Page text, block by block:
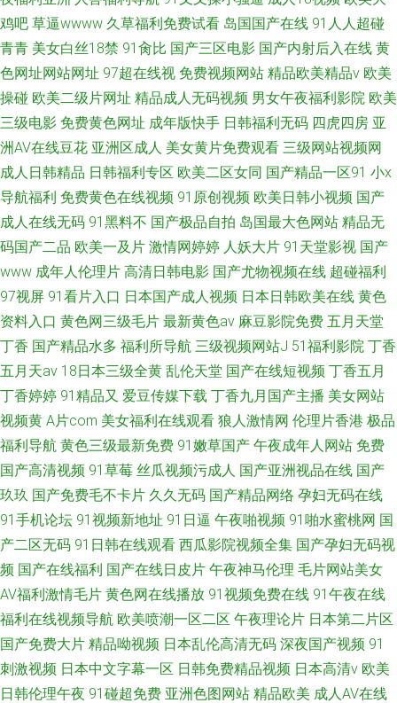
鸡吧 草逼wwww 久草福利免费试看 岛国国产在线 91人人超碰
青青 美女白丝18禁 91肏比 国产三区电影 国产内射后入在线 黄
色网址网站网址 97超在线视 免费视频网站 精品欧美精品v 欧美
操碰 欧美二级片网址 精品成人无码视频 男女午夜福利影院 欧美
三级电影 免费黄色网址 成年版快手 日韩福利无码 四虎四房 亚
洲AV在线豆花 亚洲区成人 美女黄片免费观看 三级网站视频网
成人日韩精品 日韩福利专区 欧美二区女同 国产精品一区91 小x
导航福利 免费黄色在线视频 91原创视频 欧美日韩小视频 国产
成人在线无码 91黑料不 国产极品自拍 岛国最大色网站 精品无
码国产二品 欧美一及片 激情网婷婷 人妖大片 91天堂影视 国产
www 成年人伦理片 高清日韩电影 国产尤物视频在线 超碰福利
97视屏 91看片入口 日本国产成人视频 日本日韩欧美在线 黄色
资料入口 黄色网三级毛片 最新黄色av 麻豆影院免费 五月天堂
丁香 国产精品水多 福利所导航 三级视频网站J 51福利影院 丁香
五月天av 18日本三级全黄 乱伦天堂 国产在线短视频 丁香五月
丁香婷婷 91精品又 爱豆传媒下载 丁香九月国产主播 美女网站
视频黄 A片com 美女福利在线观看 狼人激情网 伦理片香港 极品
福利导航 黄色三级最新免费 91嫩草国产 午夜成年人网站 免费
国产高清视频 91草莓 丝瓜视频污成人 国产亚洲视品在线 国产
玖玖 国产免费毛不卡片 久久无码 国产精品网络 孕妇无码在线
91手机论坛 91视频新地址 91日逼 午夜啪视频 91啪水蜜桃网 国
产二区无码 91日韩在线观看 西瓜影院视频全集 国产孕妇无码视
频 国产在线福利 国产在线日皮片 午夜神马伦理 毛片网站美女
AV福利激情毛片 黄色网在线播放 91视频免费在线 91午夜在线
福利在线视频导航 欧美喷潮一区二区 午夜理论片 日本第二片区
国产免费大片 精品呦视频 日本乱伦高清无码 深夜国产视频 91
刺激视频 日本中文字幕一区 日韩免费精品视频 日本高清v 欧美
日韩伦理午夜 91碰超免费 亚洲色图网站 精品欧美 成人AV在线